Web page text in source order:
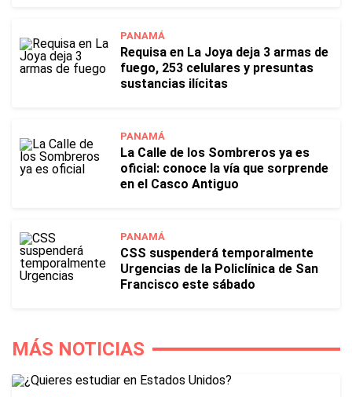
PANAMÁ
Requisa en La Joya deja 3 armas de
fuego, 253 celulares y presuntas
sustancias ilícitas
PANAMÁ
La Calle de los Sombreros ya es
oficial: conoce la vía que sorprende
en el Casco Antiguo
PANAMÁ
CSS suspenderá temporalmente
Urgencias de la Policlínica de San
Francisco este sábado
MÁS NOTICIAS